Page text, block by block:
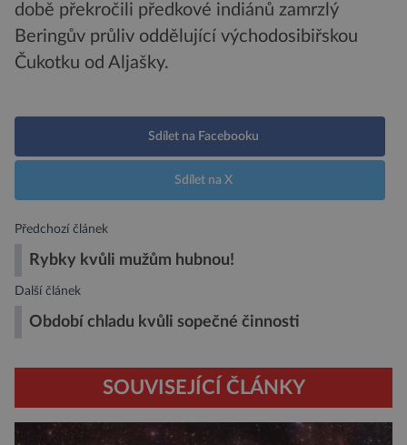
době překročili předkové indiánů zamrzlý
Beringův průliv oddělující východosibiřskou
Čukotku od Aljašky.
Sdílet na Facebooku
Sdílet na X
Předchozí článek
Rybky kvůli mužům hubnou!
Další článek
Období chladu kvůli sopečné činnosti
SOUVISEJÍCÍ ČLÁNKY